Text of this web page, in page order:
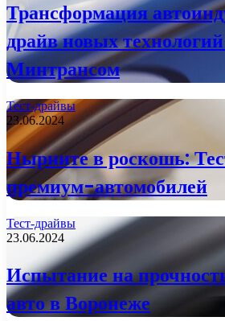
Трансформация
драйв новых
Минтрансом
Тест-драйвы
23.06.2024
Нырните в роскошь:
премиум-автомобилей
Тест-драйвы
23.06.2024
Испытание на
авто в Воронеже